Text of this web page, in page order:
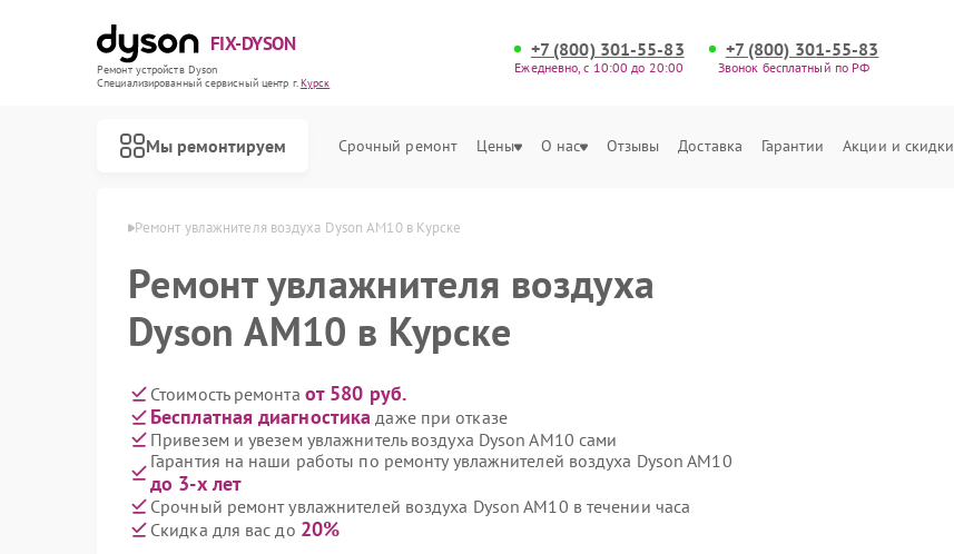
FIX-DYSON
Ремонт устройств Dyson
Специализированный cервисный центр г.Курск
+7 (800) 301-55-83
Ежедневно, с 10:00 до 20:00
+7 (800) 301-55-83
Звонок бесплатный по РФ
Мы ремонтируем Срочный ремонт Цены О нас Отзывы Доставка Гарантии Акции и скидки
Ремонт увлажнителя воздуха Dyson AM10 в Курске
Ремонт увлажнителя воздуха
Dyson AM10 в Курске
Стоимость ремонта от 580 руб.
Бесплатная диагностика даже при отказе
Привезем и увезем увлажнитель воздуха Dyson AM10 сами
Гарантия на наши работы по ремонту увлажнителей воздуха Dyson AM10
до 3-х лет
Срочный ремонт увлажнителей воздуха Dyson AM10 в течении часа
Скидка для вас до 20%